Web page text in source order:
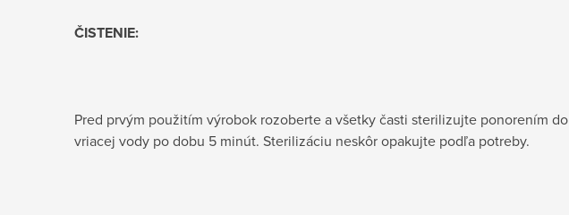
ČISTENIE:
Pred prvým použitím výrobok rozoberte a všetky časti sterilizujte ponorením do
vriacej vody po dobu 5 minút. Sterilizáciu neskôr opakujte podľa potreby.